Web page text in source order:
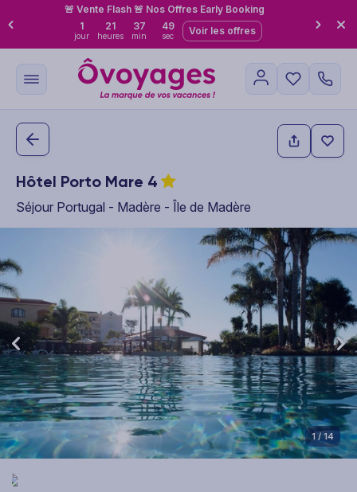
🚨 Vente Flash 🚨 Nos Offres Early Booking
1
jour
21
heures
37
min
48
sec Voir les offres
Hôtel Porto Mare 4
Séjour Portugal - Madère - Île de Madère
This carousel shows one large product image at a time. Use the
1 / 14